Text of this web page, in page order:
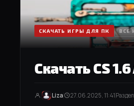
СКАЧАТЬ ИГРЫ ДЛЯ ПК ВСЕ
Скачать CS
Liza 27.06.2025, 11:41